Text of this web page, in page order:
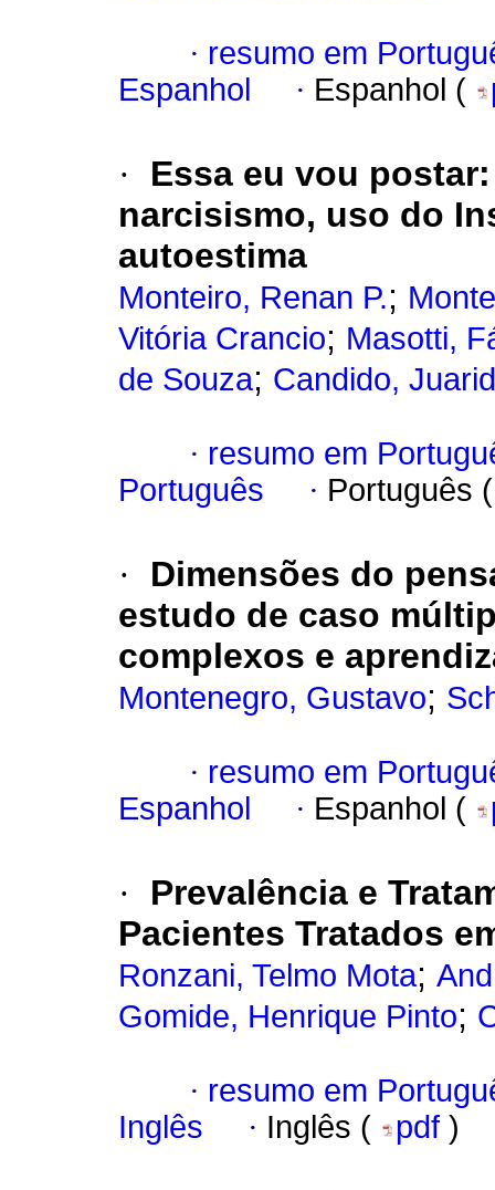
· resumo em
Espanhol
· Espanhol (
·
Essa eu vou
narcisismo, uso do
autoestima
Monteiro, Renan P.;
Vitória Crancio; Masotti,
de Souza; Candido, Juarid
· resumo em
Português
· Português
·
Dimensões do
estudo de caso
complexos e
Montenegro, Gustavo;
· resumo em
Espanhol
· Espanhol (
·
Prevalência e
Pacientes Tratados
Ronzani, Telmo Mota;
Gomide, Henrique Pinto;
· resumo em
Inglês
· Inglês ( pdf )